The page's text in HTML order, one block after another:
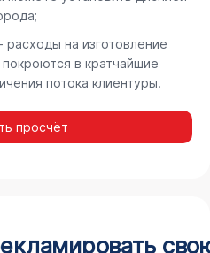
на изготовление
в кратчайшие
потока клиентуры.
просчёт